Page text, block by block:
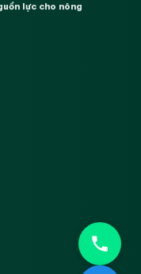
lực cho nông